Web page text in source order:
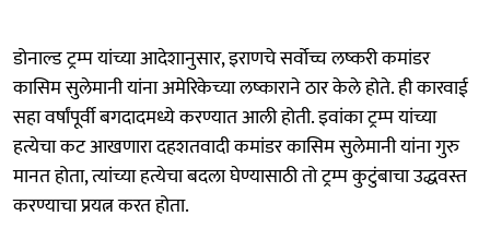
डोनाल्ड ट्रम्प यांच्या आदेशानुसार, इराणचे सर्वोच्च लष्करी कमांडर
कासिम सुलेमानी यांना अमेरिकेच्या लष्काराने ठार केले होते. ही कारवाई
सहा वर्षांपूर्वी बगदादमध्ये करण्यात आली होती. इवांका ट्रम्प यांच्या
हत्येचा कट आखणारा दहशतवादी कमांडर कासिम सुलेमानी यांना गुरु
मानत होता, त्यांच्या हत्येचा बदला घेण्यासाठी तो ट्रम्प कुटुंबाचा उद्धवस्त
करण्याचा प्रयत्न करत होता.